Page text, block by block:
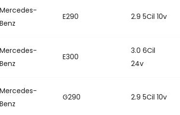
Mercedes-
Benz
E290 2.9 5Cil 10v
Mercedes-
Benz
E300
3.0 6Cil
24v
Mercedes-
Benz
G290 2.9 5Cil 10v